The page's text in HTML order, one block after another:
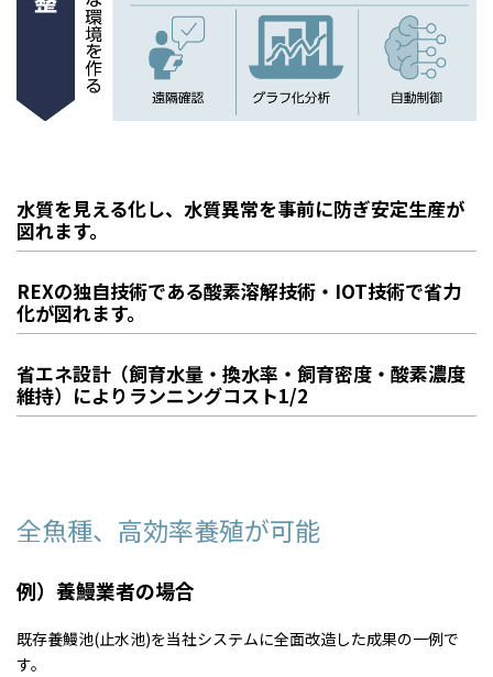
水質を見える化し、水質異常を事前に防ぎ安定生産が
図れます。
REXの独自技術である酸素溶解技術・IOT技術で省力
化が図れます。
省エネ設計（飼育水量・換水率・飼育密度・酸素濃度
維持）によりランニングコスト1/2
全魚種、高効率養殖が可能
例）養鰻業者の場合
既存養鰻池(止水池)を当社システムに全面改造した成果の一例で
す。